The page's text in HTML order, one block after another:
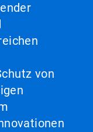
von